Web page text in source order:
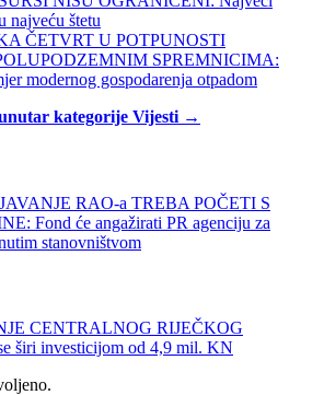
najveću štetu
ČETVRT U POTPUNOSTI
SPREMNICIMA:
modernog gospodarenja otpadom
kategorije Vijesti →
RAO-a TREBA POČETI S
Fond će angažirati PR agenciju za
stanovništvom
CENTRALNOG RIJEČKOG
širi investicijom od 4,9 mil. KN